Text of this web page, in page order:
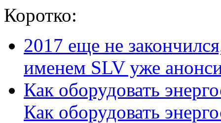
Коротко:
2017 еще не
именем SLV уже
Как оборудовать
Как оборудовать